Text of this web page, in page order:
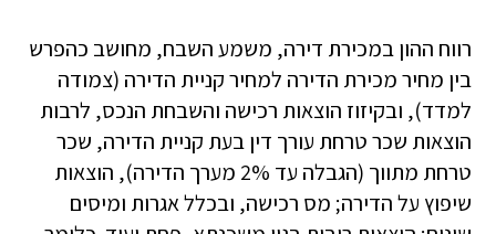
רווח ההון במכירת דירה, משמע השבח, מחושב כהפרש
בין מחיר מכירת הדירה למחיר קניית הדירה (צמודה
למדד), ובקיזוז הוצאות רכישה והשבחת הנכס, לרבות
הוצאות שכר טרחת עורך דין בעת קניית הדירה, שכר
טרחת מתווך (הגבלה עד 2% מערך הדירה), הוצאות
שיפוץ על הדירה; מס רכישה, ובכלל אגרות ומיסים